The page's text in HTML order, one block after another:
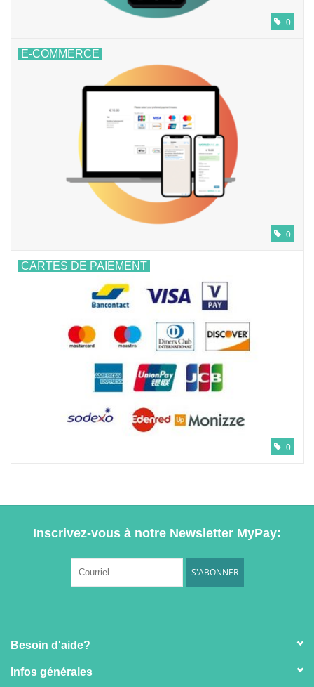
0
E-COMMERCE
0
CARTES DE PAIEMENT
0
Inscrivez-vous à notre Newsletter MyPay:
S'ABONNER
Besoin d'aide?
Infos générales